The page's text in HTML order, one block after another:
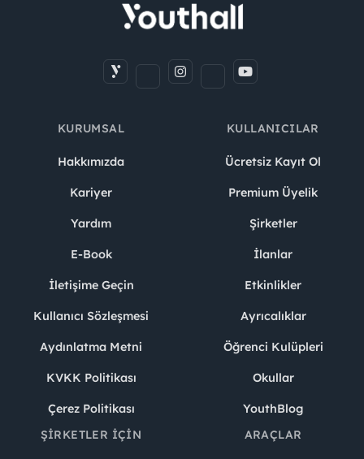
KURUMSAL
Hakkımızda
Kariyer
Yardım
E-Book
İletişime Geçin
Kullanıcı Sözleşmesi
Aydınlatma Metni
KVKK Politikası
Çerez Politikası
KULLANICILAR
Ücretsiz Kayıt Ol
Premium Üyelik
Şirketler
İlanlar
Etkinlikler
Ayrıcalıklar
Öğrenci Kulüpleri
Okullar
YouthBlog
ŞIRKETLER İÇIN
ARAÇLAR